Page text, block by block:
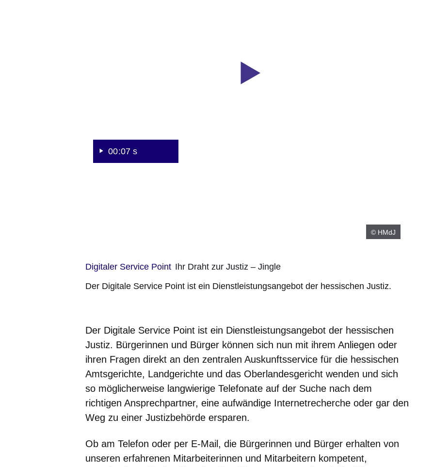
00:07 s
© HMdJ
Digitaler Service Point Ihr Draht zur Justiz – Jingle
Der Digitale Service Point ist ein Dienstleistungsangebot der hessischen Justiz.
Der Digitale Service Point ist ein Dienstleistungsangebot der hessischen
Justiz. Bürgerinnen und Bürger können sich nun mit ihrem Anliegen oder
ihren Fragen direkt an den zentralen Auskunftsservice für die hessischen
Amtsgerichte, Landgerichte und das Oberlandesgericht wenden und sich
so möglicherweise langwierige Telefonate auf der Suche nach dem
richtigen Ansprechpartner, eine aufwändige Internetrecherche oder gar den
Weg zu einer Justizbehörde ersparen.
Ob am Telefon oder per E-Mail, die Bürgerinnen und Bürger erhalten von
unseren erfahrenen Mitarbeiterinnen und Mitarbeitern kompetent,